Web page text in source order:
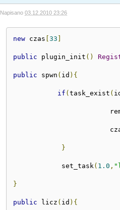
Napisano03.12.2010 23:26
new czas [33
public plugin_init ()
public spwn ( id ){
if (task_exist (
}
            set_task
( 1.0 ,
}
public licz ( id ){